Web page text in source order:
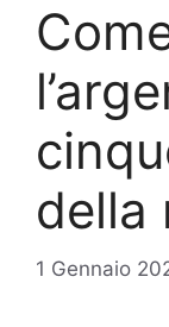
della
1 Gennaio